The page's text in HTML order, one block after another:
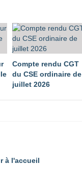
Compte rendu CGT
du CSE ordinaire de
juillet 2026
à l'accueil